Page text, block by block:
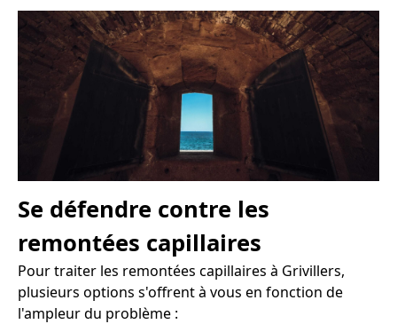
Se défendre contre les
remontées capillaires
Pour traiter les remontées capillaires à Grivillers,
plusieurs options s'offrent à vous en fonction de
l'ampleur du problème :